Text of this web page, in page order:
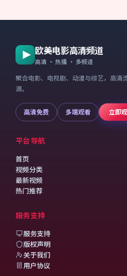
欧美电影高清频道
高清 · 热播 · 多频道
聚合电影、电视剧、动漫与综艺，高清
源。
高清免费 多端观看 立即
平台导航
首页
视频分类
最新视频
热门推荐
服务支持
服务支持
版权声明
关于我们
用户协议